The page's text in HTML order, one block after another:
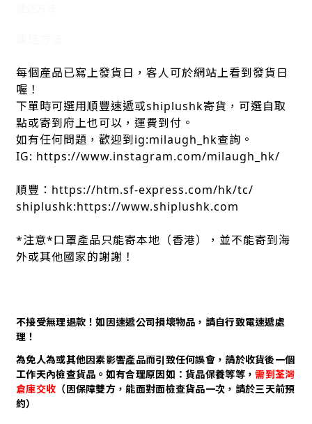
每個產品已寫上發貨日，客人可於網站上看到發貨日
喔！
下單時可選用順豐速遞或shiplushk寄貨，可選自取
點或寄到府上也可以，運費到付。
如有任何問題，歡迎到ig:milaugh_hk查詢。
IG: https://www.instagram.com/milaugh_hk/
順豐：https://htm.sf-express.com/hk/tc/
shiplushk:https://www.shiplushk.com
*注意*口罩產品只能寄本地（香港），並不能寄到海
外或其他國家的謝謝！
不接受無理退款！如因速遞公司損壞物品，請自行致電速遞處
理！
為免人為或其他因素影響產品而引致任何誤會，請於收貨後一個
工作天內檢查貨品。如有合理原因如：貨品保養等等，需到荃灣
倉庫交收 （因保障雙方，能面對面檢查貨品一次，請於三天前預
約）